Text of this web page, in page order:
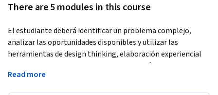
There are 5 modules in this course
El estudiante deberá identificar un problema complejo,
analizar las oportunidades disponibles y utilizar las
herramientas de design thinking, elaboración experiencial
de prototipos y una estrategia de innovación para
desarrollar soluciones creativas. Dichas soluciones se
Read more